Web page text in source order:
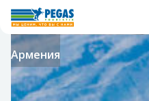
Армения